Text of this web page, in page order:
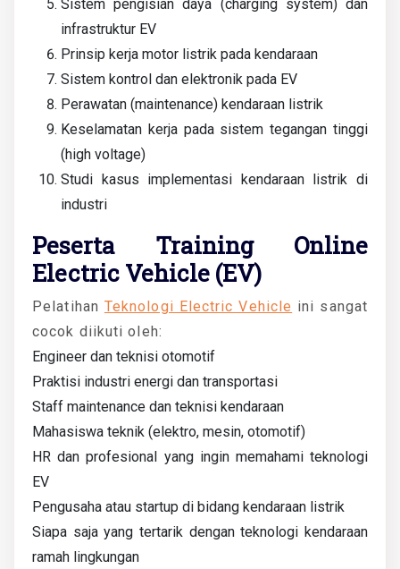
Sistem pengisian daya (charging system) dan
infrastruktur EV
Prinsip kerja motor listrik pada kendaraan
Sistem kontrol dan elektronik pada EV
Perawatan (maintenance) kendaraan listrik
Keselamatan kerja pada sistem tegangan tinggi
(high voltage)
Studi kasus implementasi kendaraan listrik di
industri
Peserta Training Online
Electric Vehicle (EV)
Pelatihan Teknologi Electric Vehicle ini sangat
cocok diikuti oleh:
Engineer dan teknisi otomotif
Praktisi industri energi dan transportasi
Staff maintenance dan teknisi kendaraan
Mahasiswa teknik (elektro, mesin, otomotif)
HR dan profesional yang ingin memahami teknologi
EV
Pengusaha atau startup di bidang kendaraan listrik
Siapa saja yang tertarik dengan teknologi kendaraan
ramah lingkungan